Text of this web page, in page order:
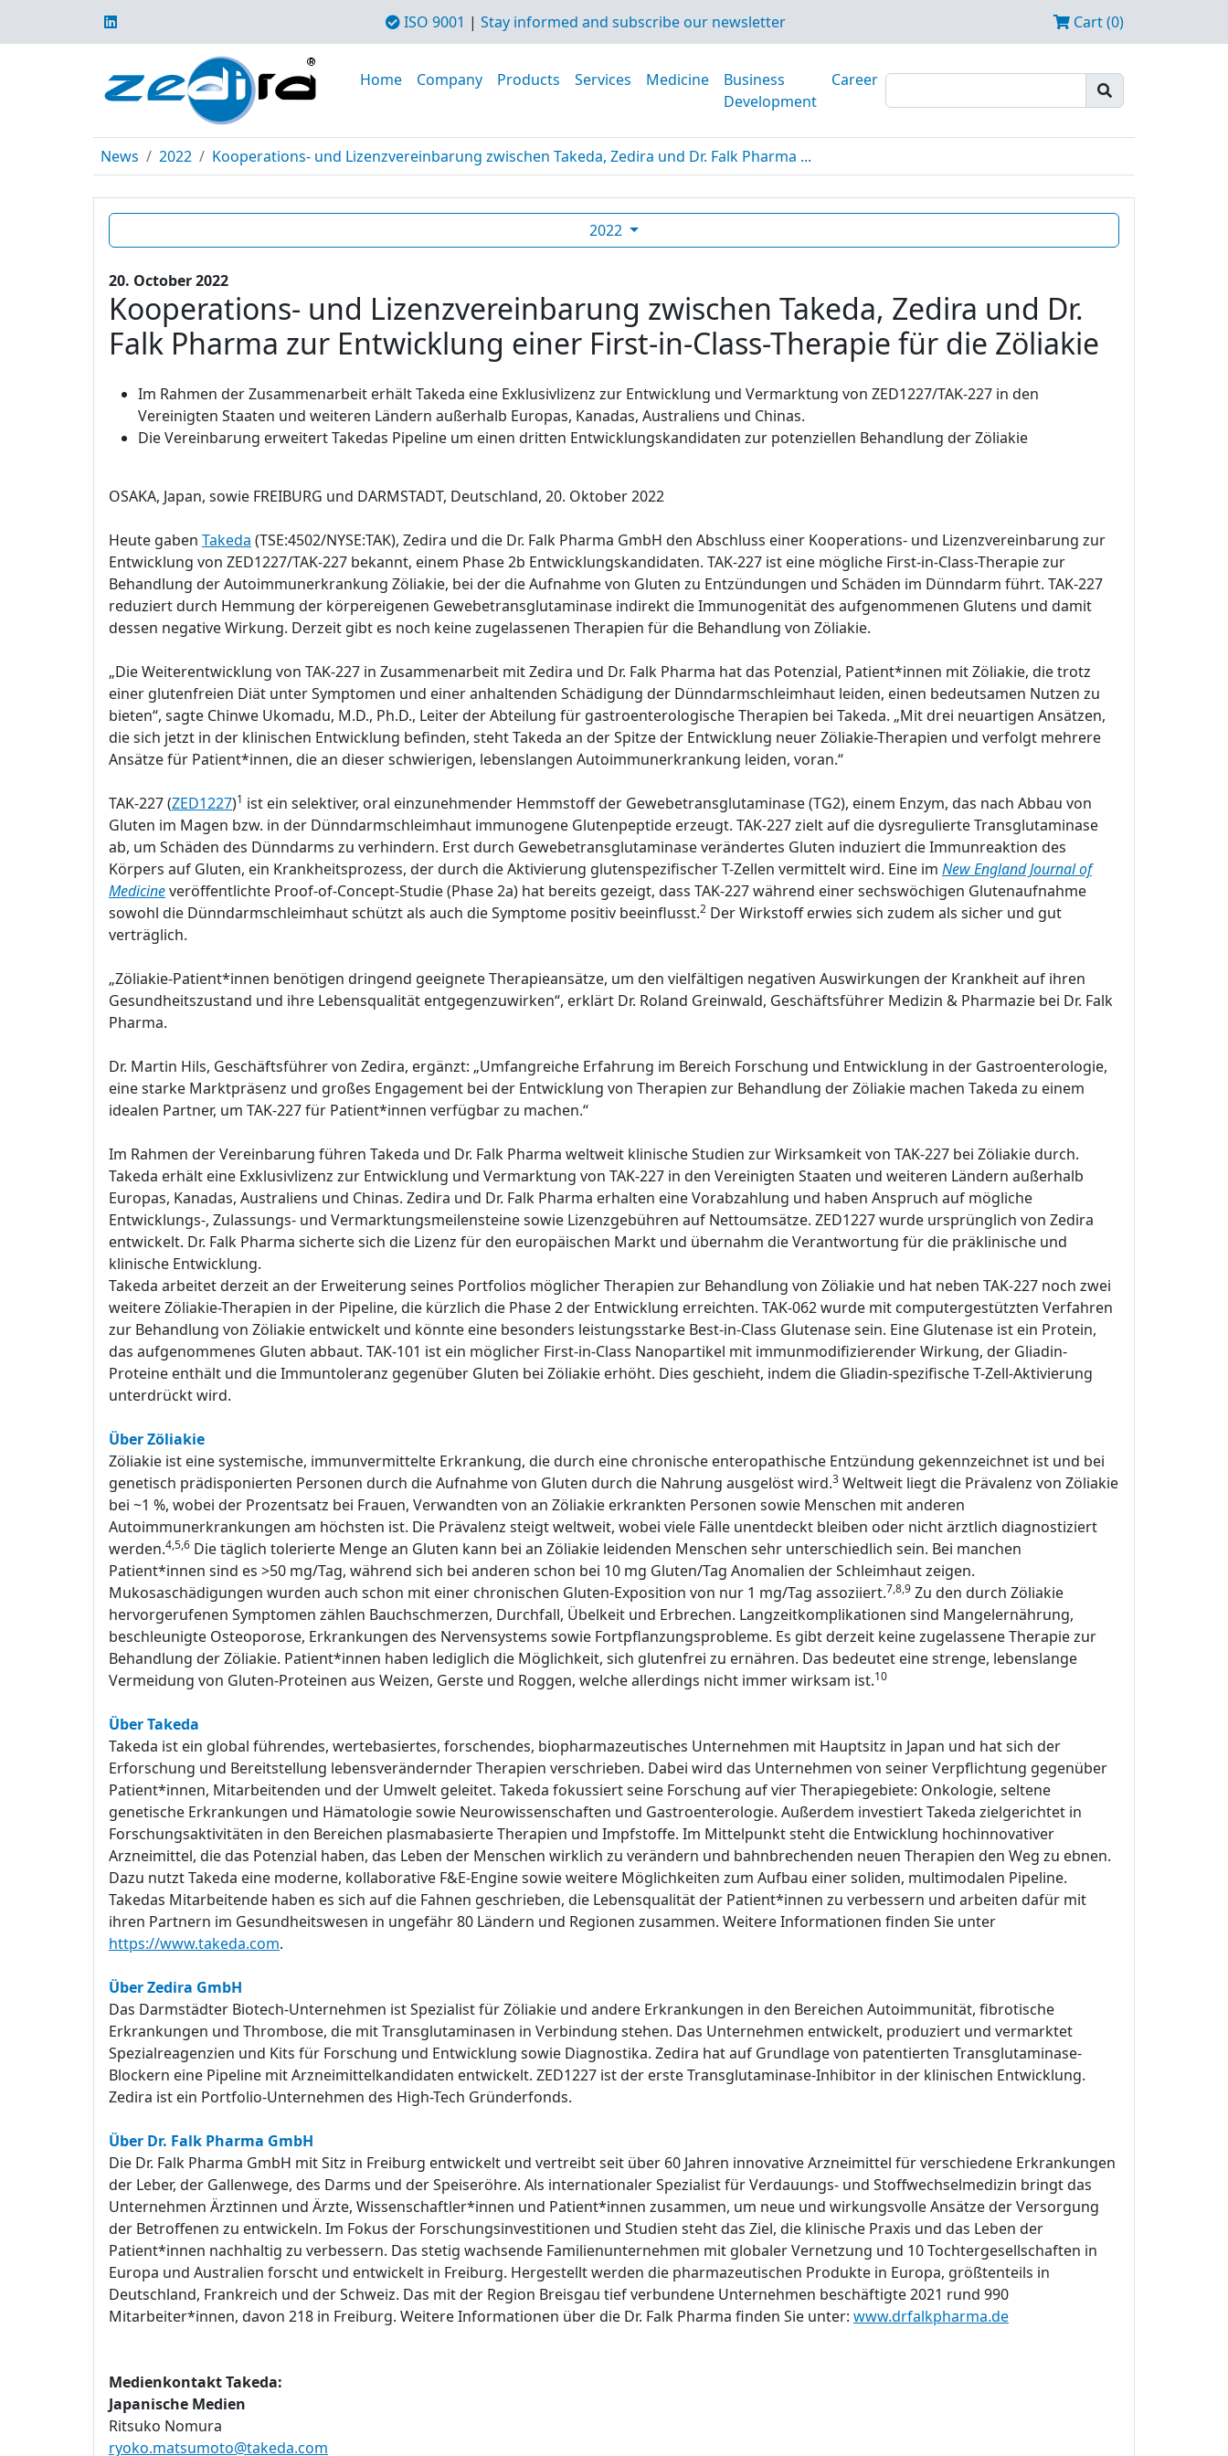
ISO 9001 | Stay informed and subscribe our newsletter Cart (0)
Home Company Products Services Medicine
Business
Development
Career
News 2022 Kooperations- und Lizenzvereinbarung zwischen Takeda, Zedira und Dr. Falk Pharma ...
2022
20. October 2022
Kooperations- und Lizenzvereinbarung zwischen Takeda, Zedira und Dr.
Falk Pharma zur Entwicklung einer First-in-Class-Therapie für die Zöliakie
Im Rahmen der Zusammenarbeit erhält Takeda eine Exklusivlizenz zur Entwicklung und Vermarktung von ZED1227/TAK-227 in den
Vereinigten Staaten und weiteren Ländern außerhalb Europas, Kanadas, Australiens und Chinas.
Die Vereinbarung erweitert Takedas Pipeline um einen dritten Entwicklungskandidaten zur potenziellen Behandlung der Zöliakie
OSAKA, Japan, sowie FREIBURG und DARMSTADT, Deutschland, 20. Oktober 2022
Heute gaben Takeda (TSE:4502/NYSE:TAK), Zedira und die Dr. Falk Pharma GmbH den Abschluss einer Kooperations- und Lizenzvereinbarung zur
Entwicklung von ZED1227/TAK-227 bekannt, einem Phase 2b Entwicklungskandidaten. TAK-227 ist eine mögliche First-in-Class-Therapie zur
Behandlung der Autoimmunerkrankung Zöliakie, bei der die Aufnahme von Gluten zu Entzündungen und Schäden im Dünndarm führt. TAK-227
reduziert durch Hemmung der körpereigenen Gewebetransglutaminase indirekt die Immunogenität des aufgenommenen Glutens und damit
dessen negative Wirkung. Derzeit gibt es noch keine zugelassenen Therapien für die Behandlung von Zöliakie.
„Die Weiterentwicklung von TAK-227 in Zusammenarbeit mit Zedira und Dr. Falk Pharma hat das Potenzial, Patient*innen mit Zöliakie, die trotz
einer glutenfreien Diät unter Symptomen und einer anhaltenden Schädigung der Dünndarmschleimhaut leiden, einen bedeutsamen Nutzen zu
bieten“, sagte Chinwe Ukomadu, M.D., Ph.D., Leiter der Abteilung für gastroenterologische Therapien bei Takeda. „Mit drei neuartigen Ansätzen,
die sich jetzt in der klinischen Entwicklung befinden, steht Takeda an der Spitze der Entwicklung neuer Zöliakie-Therapien und verfolgt mehrere
Ansätze für Patient*innen, die an dieser schwierigen, lebenslangen Autoimmunerkrankung leiden, voran.“
TAK-227 (ZED1227)1 ist ein selektiver, oral einzunehmender Hemmstoff der Gewebetransglutaminase (TG2), einem Enzym, das nach Abbau von
Gluten im Magen bzw. in der Dünndarmschleimhaut immunogene Glutenpeptide erzeugt. TAK-227 zielt auf die dysregulierte Transglutaminase
ab, um Schäden des Dünndarms zu verhindern. Erst durch Gewebetransglutaminase verändertes Gluten induziert die Immunreaktion des
Körpers auf Gluten, ein Krankheitsprozess, der durch die Aktivierung glutenspezifischer T-Zellen vermittelt wird. Eine im New England Journal of
Medicineveröffentlichte Proof-of-Concept-Studie (Phase 2a) hat bereits gezeigt, dass TAK-227 während einer sechswöchigen Glutenaufnahme
sowohl die Dünndarmschleimhaut schützt als auch die Symptome positiv beeinflusst.2 Der Wirkstoff erwies sich zudem als sicher und gut
verträglich.
„Zöliakie-Patient*innen benötigen dringend geeignete Therapieansätze, um den vielfältigen negativen Auswirkungen der Krankheit auf ihren
Gesundheitszustand und ihre Lebensqualität entgegenzuwirken“, erklärt Dr. Roland Greinwald, Geschäftsführer Medizin & Pharmazie bei Dr. Falk
Pharma.
Dr. Martin Hils, Geschäftsführer von Zedira, ergänzt: „Umfangreiche Erfahrung im Bereich Forschung und Entwicklung in der Gastroenterologie,
eine starke Marktpräsenz und großes Engagement bei der Entwicklung von Therapien zur Behandlung der Zöliakie machen Takeda zu einem
idealen Partner, um TAK-227 für Patient*innen verfügbar zu machen.“
Im Rahmen der Vereinbarung führen Takeda und Dr. Falk Pharma weltweit klinische Studien zur Wirksamkeit von TAK-227 bei Zöliakie durch.
Takeda erhält eine Exklusivlizenz zur Entwicklung und Vermarktung von TAK-227 in den Vereinigten Staaten und weiteren Ländern außerhalb
Europas, Kanadas, Australiens und Chinas. Zedira und Dr. Falk Pharma erhalten eine Vorabzahlung und haben Anspruch auf mögliche
Entwicklungs-, Zulassungs- und Vermarktungsmeilensteine sowie Lizenzgebühren auf Nettoumsätze. ZED1227 wurde ursprünglich von Zedira
entwickelt. Dr. Falk Pharma sicherte sich die Lizenz für den europäischen Markt und übernahm die Verantwortung für die präklinische und
klinische Entwicklung.
Takeda arbeitet derzeit an der Erweiterung seines Portfolios möglicher Therapien zur Behandlung von Zöliakie und hat neben TAK-227 noch zwei
weitere Zöliakie-Therapien in der Pipeline, die kürzlich die Phase 2 der Entwicklung erreichten. TAK-062 wurde mit computergestützten Verfahren
zur Behandlung von Zöliakie entwickelt und könnte eine besonders leistungsstarke Best-in-Class Glutenase sein. Eine Glutenase ist ein Protein,
das aufgenommenes Gluten abbaut. TAK-101 ist ein möglicher First-in-Class Nanopartikel mit immunmodifizierender Wirkung, der Gliadin-
Proteine enthält und die Immuntoleranz gegenüber Gluten bei Zöliakie erhöht. Dies geschieht, indem die Gliadin-spezifische T-Zell-Aktivierung
unterdrückt wird.
Über Zöliakie
Zöliakie ist eine systemische, immunvermittelte Erkrankung, die durch eine chronische enteropathische Entzündung gekennzeichnet ist und bei
genetisch prädisponierten Personen durch die Aufnahme von Gluten durch die Nahrung ausgelöst wird.3 Weltweit liegt die Prävalenz von Zöliakie
bei ~1 %, wobei der Prozentsatz bei Frauen, Verwandten von an Zöliakie erkrankten Personen sowie Menschen mit anderen
Autoimmunerkrankungen am höchsten ist. Die Prävalenz steigt weltweit, wobei viele Fälle unentdeckt bleiben oder nicht ärztlich diagnostiziert
werden.4,5,6 Die täglich tolerierte Menge an Gluten kann bei an Zöliakie leidenden Menschen sehr unterschiedlich sein. Bei manchen
Patient*innen sind es >50 mg/Tag, während sich bei anderen schon bei 10 mg Gluten/Tag Anomalien der Schleimhaut zeigen.
Mukosaschädigungen wurden auch schon mit einer chronischen Gluten-Exposition von nur 1 mg/Tag assoziiert.7,8,9 Zu den durch Zöliakie
hervorgerufenen Symptomen zählen Bauchschmerzen, Durchfall, Übelkeit und Erbrechen. Langzeitkomplikationen sind Mangelernährung,
beschleunigte Osteoporose, Erkrankungen des Nervensystems sowie Fortpflanzungsprobleme. Es gibt derzeit keine zugelassene Therapie zur
Behandlung der Zöliakie. Patient*innen haben lediglich die Möglichkeit, sich glutenfrei zu ernähren. Das bedeutet eine strenge, lebenslange
Vermeidung von Gluten-Proteinen aus Weizen, Gerste und Roggen, welche allerdings nicht immer wirksam ist.10
Über Takeda
Takeda ist ein global führendes, wertebasiertes, forschendes, biopharmazeutisches Unternehmen mit Hauptsitz in Japan und hat sich der
Erforschung und Bereitstellung lebensverändernder Therapien verschrieben. Dabei wird das Unternehmen von seiner Verpflichtung gegenüber
Patient*innen, Mitarbeitenden und der Umwelt geleitet. Takeda fokussiert seine Forschung auf vier Therapiegebiete: Onkologie, seltene
genetische Erkrankungen und Hämatologie sowie Neurowissenschaften und Gastroenterologie. Außerdem investiert Takeda zielgerichtet in
Forschungsaktivitäten in den Bereichen plasmabasierte Therapien und Impfstoffe. Im Mittelpunkt steht die Entwicklung hochinnovativer
Arzneimittel, die das Potenzial haben, das Leben der Menschen wirklich zu verändern und bahnbrechenden neuen Therapien den Weg zu ebnen.
Dazu nutzt Takeda eine moderne, kollaborative F&E-Engine sowie weitere Möglichkeiten zum Aufbau einer soliden, multimodalen Pipeline.
Takedas Mitarbeitende haben es sich auf die Fahnen geschrieben, die Lebensqualität der Patient*innen zu verbessern und arbeiten dafür mit
ihren Partnern im Gesundheitswesen in ungefähr 80 Ländern und Regionen zusammen. Weitere Informationen finden Sie unter
https://www.takeda.com.
Über Zedira GmbH
Das Darmstädter Biotech-Unternehmen ist Spezialist für Zöliakie und andere Erkrankungen in den Bereichen Autoimmunität, fibrotische
Erkrankungen und Thrombose, die mit Transglutaminasen in Verbindung stehen. Das Unternehmen entwickelt, produziert und vermarktet
Spezialreagenzien und Kits für Forschung und Entwicklung sowie Diagnostika. Zedira hat auf Grundlage von patentierten Transglutaminase-
Blockern eine Pipeline mit Arzneimittelkandidaten entwickelt. ZED1227 ist der erste Transglutaminase-Inhibitor in der klinischen Entwicklung.
Zedira ist ein Portfolio-Unternehmen des High-Tech Gründerfonds.
Über Dr. Falk Pharma GmbH
Die Dr. Falk Pharma GmbH mit Sitz in Freiburg entwickelt und vertreibt seit über 60 Jahren innovative Arzneimittel für verschiedene Erkrankungen
der Leber, der Gallenwege, des Darms und der Speiseröhre. Als internationaler Spezialist für Verdauungs- und Stoffwechselmedizin bringt das
Unternehmen Ärztinnen und Ärzte, Wissenschaftler*innen und Patient*innen zusammen, um neue und wirkungsvolle Ansätze der Versorgung
der Betroffenen zu entwickeln. Im Fokus der Forschungsinvestitionen und Studien steht das Ziel, die klinische Praxis und das Leben der
Patient*innen nachhaltig zu verbessern. Das stetig wachsende Familienunternehmen mit globaler Vernetzung und 10 Tochtergesellschaften in
Europa und Australien forscht und entwickelt in Freiburg. Hergestellt werden die pharmazeutischen Produkte in Europa, größtenteils in
Deutschland, Frankreich und der Schweiz. Das mit der Region Breisgau tief verbundene Unternehmen beschäftigte 2021 rund 990
Mitarbeiter*innen, davon 218 in Freiburg. Weitere Informationen über die Dr. Falk Pharma finden Sie unter: www.drfalkpharma.de
Medienkontakt Takeda:
Japanische Medien
Ritsuko Nomura
ryoko.matsumoto@takeda.com